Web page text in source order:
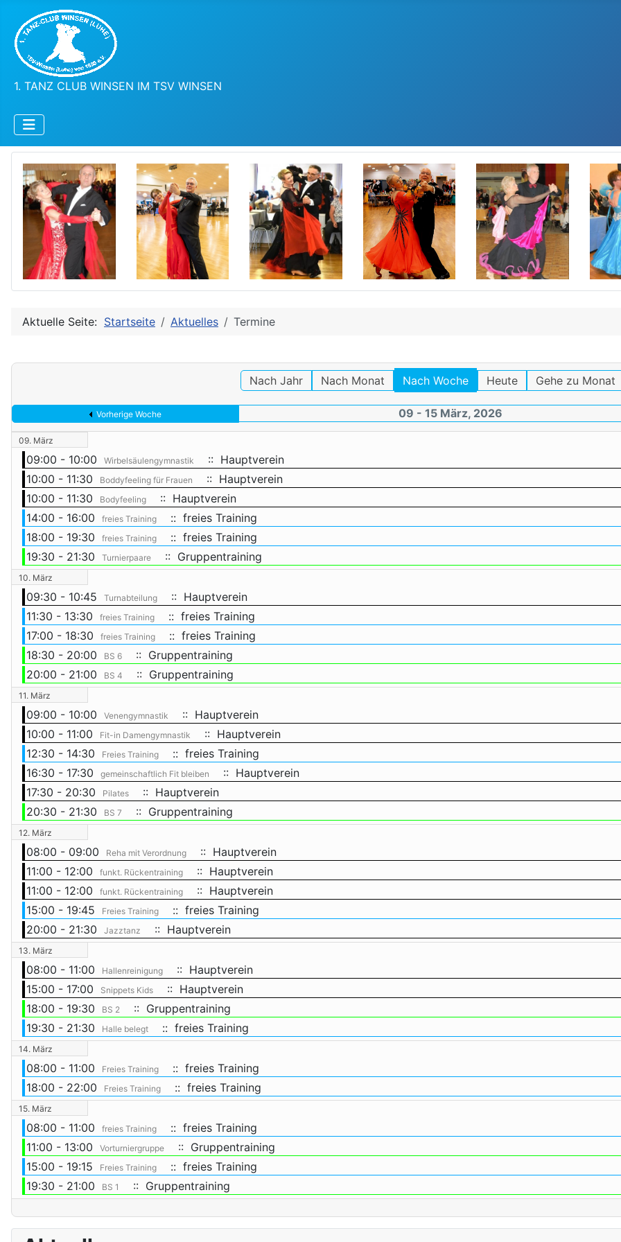
1. TANZ CLUB WINSEN IM TSV WINSEN
Aktuelle Seite: Startseite Aktuelles Termine
Nach Jahr Nach Monat Nach Woche Heute Gehe zu Monat
Vorherige Woche 09 - 15 März, 2026
09. März
09:00 - 10:00 Wirbelsäulengymnastik
:: Hauptverein
10:00 - 11:30
Boddyfeeling für Frauen
:: Hauptverein
10:00 - 11:30
Bodyfeeling
:: Hauptverein
14:00 - 16:00
freies Training
:: freies Training
18:00 - 19:30
freies Training
:: freies Training
19:30 - 21:30
Turnierpaare :: Gruppentraining
10. März
09:30 - 10:45 Turnabteilung
:: Hauptverein
11:30 - 13:30
freies Training
:: freies Training
17:00 - 18:30
freies Training
:: freies Training
18:30 - 20:00
BS 6
:: Gruppentraining
20:00 - 21:00
BS 4 :: Gruppentraining
11. März
09:00 - 10:00 Venengymnastik
:: Hauptverein
10:00 - 11:00
Fit-in Damengymnastik
:: Hauptverein
12:30 - 14:30
Freies Training
:: freies Training
16:30 - 17:30
gemeinschaftlich Fit bleiben
:: Hauptverein
17:30 - 20:30
Pilates
:: Hauptverein
20:30 - 21:30
BS 7 :: Gruppentraining
12. März
08:00 - 09:00 Reha mit Verordnung
:: Hauptverein
11:00 - 12:00
funkt. Rückentraining
:: Hauptverein
11:00 - 12:00
funkt. Rückentraining
:: Hauptverein
15:00 - 19:45
Freies Training
:: freies Training
20:00 - 21:30
Jazztanz :: Hauptverein
13. März
08:00 - 11:00 Hallenreinigung
:: Hauptverein
15:00 - 17:00
Snippets Kids
:: Hauptverein
18:00 - 19:30
BS 2
:: Gruppentraining
19:30 - 21:30
Halle belegt :: freies Training
14. März
08:00 - 11:00 Freies Training
:: freies Training
18:00 - 22:00
Freies Training :: freies Training
15. März
08:00 - 11:00 freies Training
:: freies Training
11:00 - 13:00
Vorturniergruppe
:: Gruppentraining
15:00 - 19:15
Freies Training
:: freies Training
19:30 - 21:00
BS 1 :: Gruppentraining